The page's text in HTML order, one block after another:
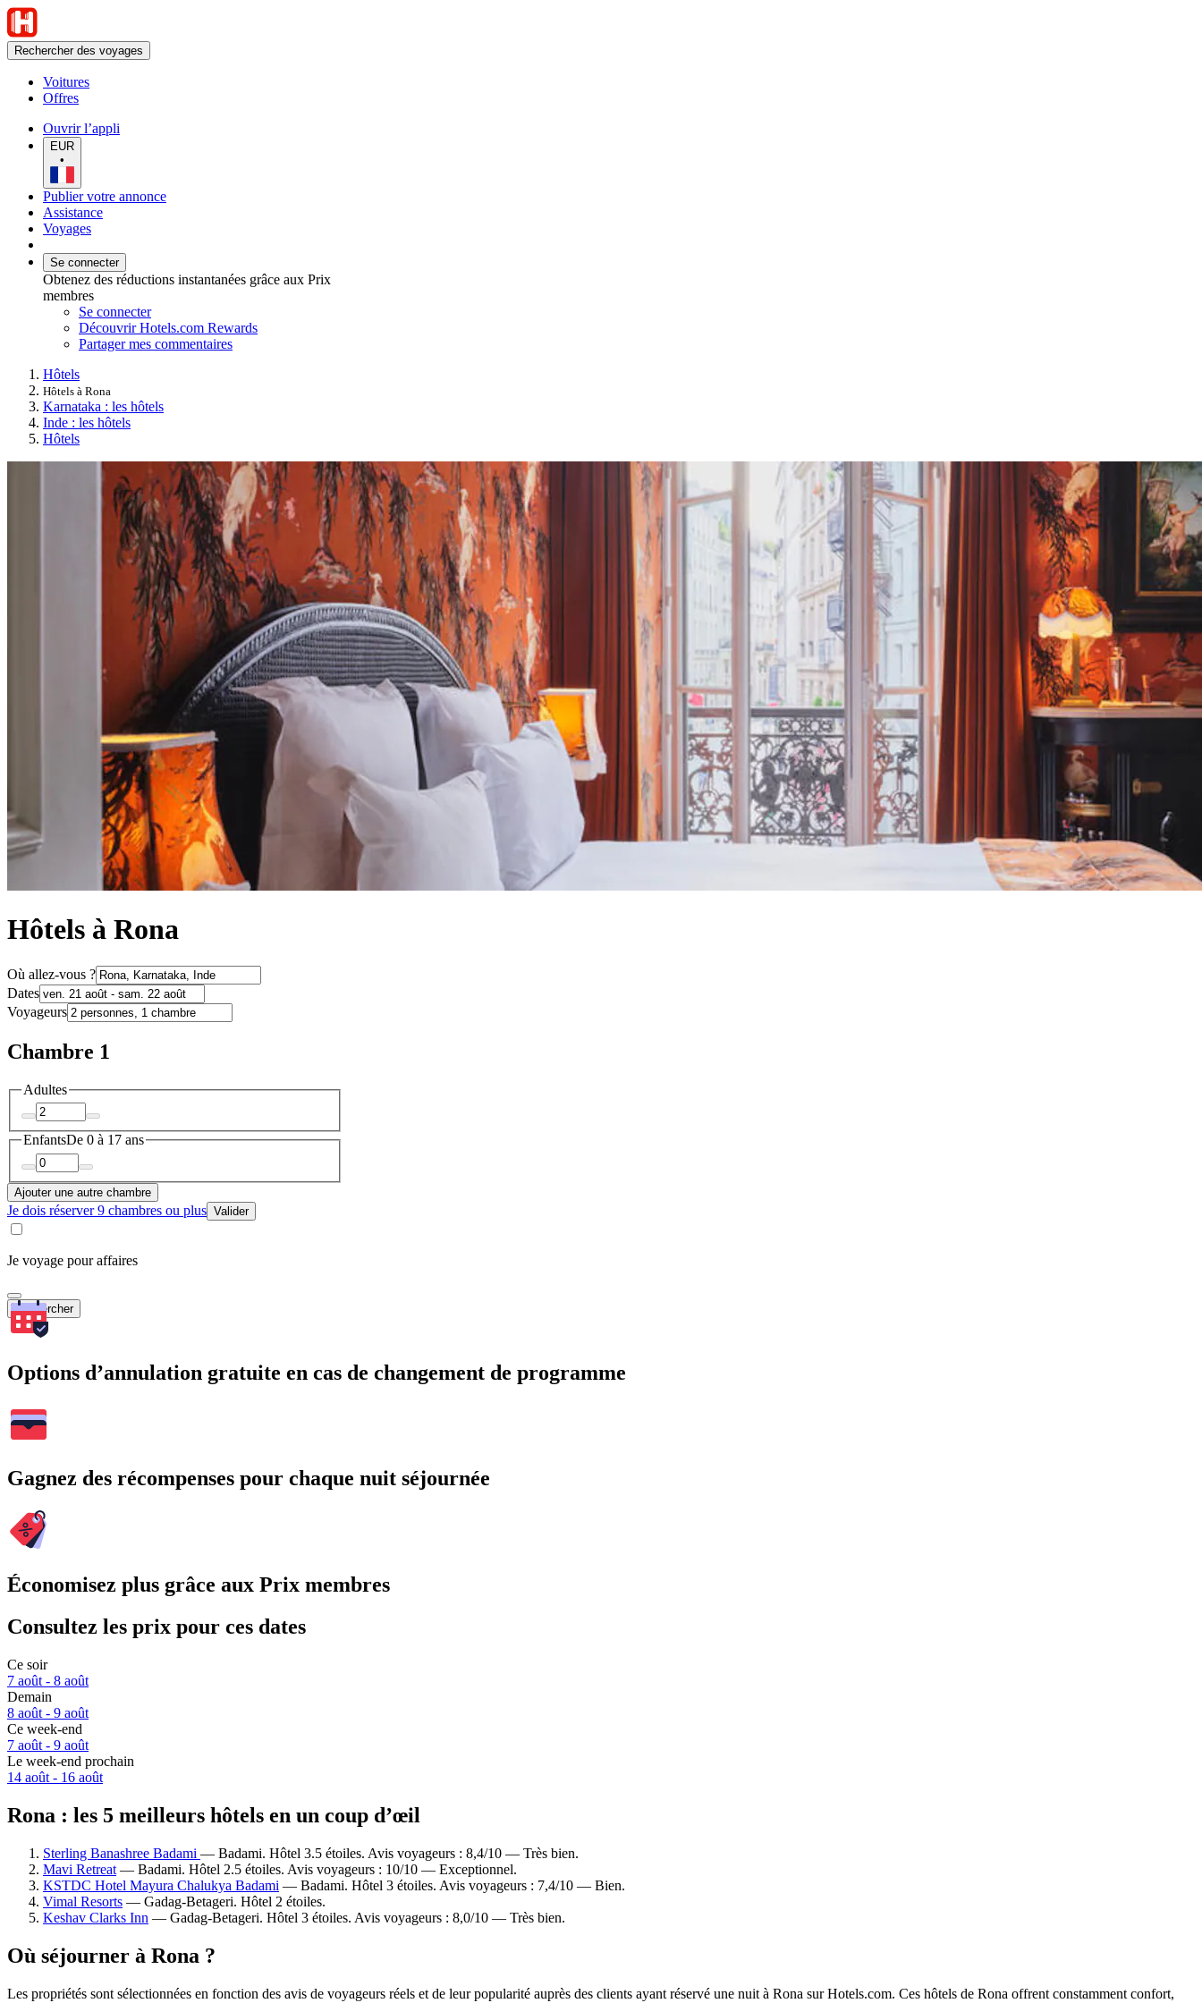
Rechercher des voyages
Voitures
Offres
Ouvrir l’appli
EUR
•
Publier votre annonce
Assistance
Voyages
Se connecter
Obtenez des réductions instantanées grâce aux Prix
membres
Se connecter
Découvrir Hotels.com Rewards
Partager mes commentaires
Hôtels
Hôtels à Rona
Karnataka : les hôtels
Inde : les hôtels
Hôtels
Hôtels à Rona
Où allez-vous ?
Dates
Voyageurs
Chambre 1
Adultes
EnfantsDe 0 à 17 ans
Ajouter une autre chambre
Je dois réserver 9 chambres ou plus Valider
Je voyage pour affaires
Rechercher
Options d’annulation gratuite en cas de changement de programme
Gagnez des récompenses pour chaque nuit séjournée
Économisez plus grâce aux Prix membres
Consultez les prix pour ces dates
Ce soir
7 août - 8 août
Demain
8 août - 9 août
Ce week-end
7 août - 9 août
Le week-end prochain
14 août - 16 août
Rona : les 5 meilleurs hôtels en un coup d’œil
Sterling Banashree Badami — Badami. Hôtel 3.5 étoiles. Avis voyageurs : 8,4/10 — Très bien.
Mavi Retreat — Badami. Hôtel 2.5 étoiles. Avis voyageurs : 10/10 — Exceptionnel.
KSTDC Hotel Mayura Chalukya Badami — Badami. Hôtel 3 étoiles. Avis voyageurs : 7,4/10 — Bien.
Vimal Resorts — Gadag-Betageri. Hôtel 2 étoiles.
Keshav Clarks Inn — Gadag-Betageri. Hôtel 3 étoiles. Avis voyageurs : 8,0/10 — Très bien.
Où séjourner à Rona ?
Les propriétés sont sélectionnées en fonction des avis de voyageurs réels et de leur popularité auprès des clients ayant réservé une nuit à Rona sur Hotels.com. Ces hôtels de Rona offrent constamment confort,